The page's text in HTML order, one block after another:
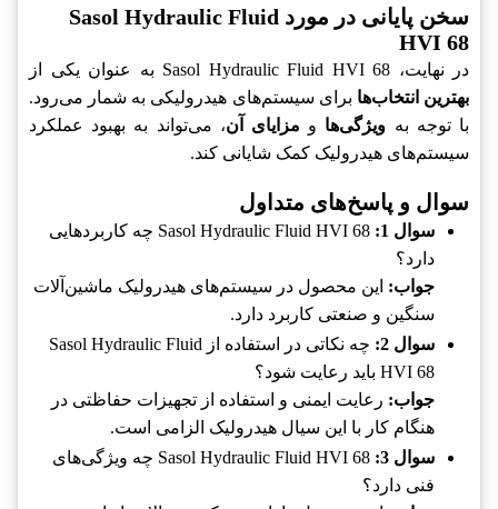
سخن پایانی در مورد Sasol Hydraulic Fluid
HVI 68
در نهایت، Sasol Hydraulic Fluid HVI 68 به عنوان یکی از
بهترین انتخاب‌ها برای سیستم‌های هیدرولیکی به شمار می‌رود.
با توجه به ویژگی‌ها و مزایای آن، می‌تواند به بهبود عملکرد
سیستم‌های هیدرولیک کمک شایانی کند.
سوال و پاسخ‌های متداول
سوال 1:
Sasol Hydraulic Fluid HVI 68 چه کاربردهایی
دارد؟
جواب: این محصول در سیستم‌های هیدرولیک ماشین‌آلات
سنگین و صنعتی کاربرد دارد.
سوال 2:
چه نکاتی در استفاده از Sasol Hydraulic Fluid
HVI 68 باید رعایت شود؟
جواب: رعایت ایمنی و استفاده از تجهیزات حفاظتی در
هنگام کار با این سیال هیدرولیک الزامی است.
سوال 3:
Sasol Hydraulic Fluid HVI 68 چه ویژگی‌های
فنی دارد؟